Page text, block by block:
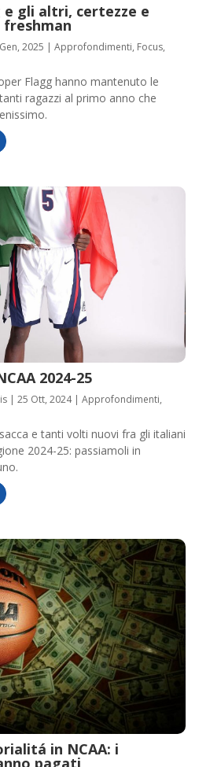
e gli altri, certezze e
2025 | Approfondimenti, Focus,
Flagg hanno mantenuto le
ragazzi al primo anno che
2024-25
| 25 Ott, 2024| Approfondimenti,
e tanti volti nuovi fra gli italiani
2024-25: passiamoli in
in NCAA: i